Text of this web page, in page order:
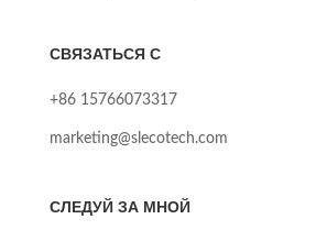
СВЯЗАТЬСЯ С
+86 15766073317
marketing@slecotech.com
СЛЕДУЙ ЗА МНОЙ